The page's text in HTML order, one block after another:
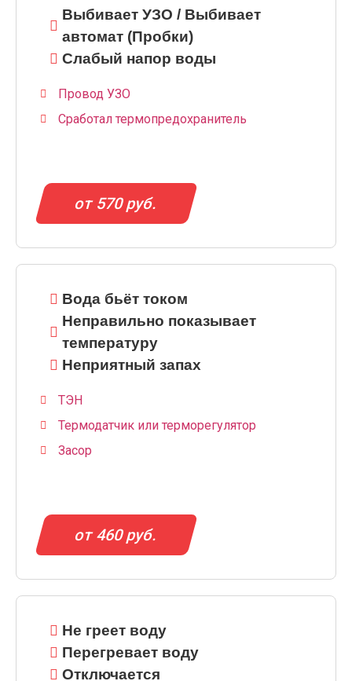
Выбивает УЗО / Выбивает
автомат (Пробки)
Слабый напор воды
Провод УЗО
Сработал термопредохранитель
от 570 руб.
Вода бьёт током
Неправильно показывает
температуру
Неприятный запах
ТЭН
Термодатчик или терморегулятор
Засор
от 460 руб.
Не греет воду
Перегревает воду
Отключается